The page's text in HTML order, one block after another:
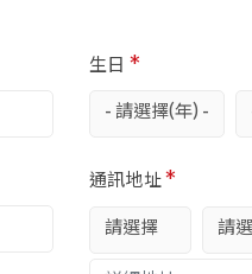
生日 *
通訊地址*